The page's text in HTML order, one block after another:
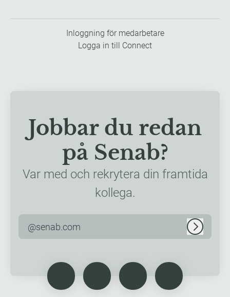
Inloggning för medarbetare
Logga in till Connect
Jobbar du redan
på Senab?
Var med och rekrytera din framtida
kollega.
@senab.com Logga in